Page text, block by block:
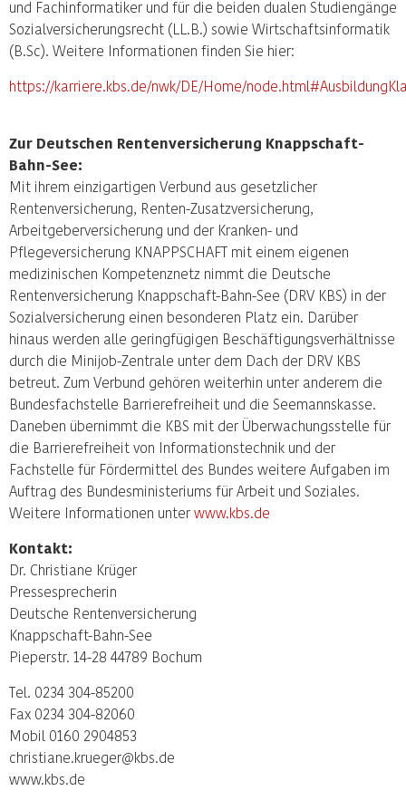
und Fachinformatiker und für die beiden dualen Studiengänge
Sozialversicherungsrecht (LL.B.) sowie Wirtschaftsinformatik
(B.Sc). Weitere Informationen finden Sie hier:
https://karriere.kbs.de/nwk/DE/Home/
Zur Deutschen Rentenversicherung Knappschaft-
Bahn-See:
Mit ihrem einzigartigen Verbund aus gesetzlicher
Rentenversicherung, Renten-Zusatzversicherung,
Arbeitgeberversicherung und der Kranken- und
Pflegeversicherung KNAPPSCHAFT mit einem eigenen
medizinischen Kompetenznetz nimmt die Deutsche
Rentenversicherung Knappschaft-Bahn-See (DRV KBS) in der
Sozialversicherung einen besonderen Platz ein. Darüber
hinaus werden alle geringfügigen Beschäftigungsverhältnisse
durch die Minijob-Zentrale unter dem Dach der DRV KBS
betreut. Zum Verbund gehören weiterhin unter anderem die
Bundesfachstelle Barrierefreiheit und die Seemannskasse.
Daneben übernimmt die KBS mit der Überwachungsstelle für
die Barrierefreiheit von Informationstechnik und der
Fachstelle für Fördermittel des Bundes weitere Aufgaben im
Auftrag des Bundesministeriums für Arbeit und Soziales.
Weitere Informationen unter www.kbs.de
Kontakt:
Dr. Christiane Krüger
Pressesprecherin
Deutsche Rentenversicherung
Knappschaft-Bahn-See
Pieperstr. 14-28 44789 Bochum
Tel. 0234 304-85200
Fax 0234 304-82060
Mobil 0160 2904853
christiane.krueger@kbs.de
www.kbs.de